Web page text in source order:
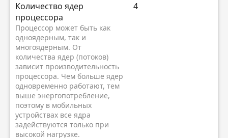
Kоличество ядер
процессора
Процессор может быть как
одноядерным, так и
многоядерным. От
количества ядер (потоков)
зависит производительность
процессора. Чем больше ядер
одновременно работают, тем
выше энергопотребление,
поэтому в мобильных
устройствах все ядра
задействуются только при
высокой нагрузке.
4